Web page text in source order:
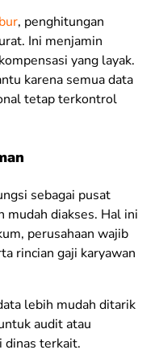
, penghitungan
Ini menjamin
yang layak.
karena semua data
tetap terkontrol
sebagai pusat
mudah diakses. Hal ini
perusahaan wajib
rincian gaji karyawan
lebih mudah ditarik
audit atau
dinas terkait.